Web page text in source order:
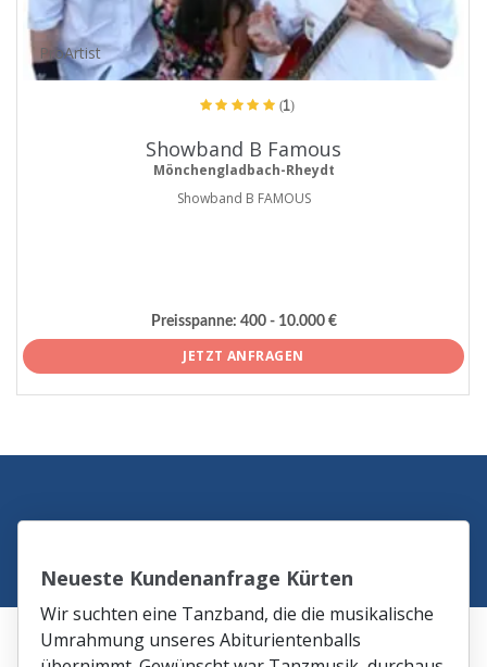
ProArtist
(1)
Showband B Famous
Mönchengladbach-Rheydt
Showband B FAMOUS
Preisspanne: 400 - 10.000 €
JETZT ANFRAGEN
Neueste Kundenanfrage Kürten
Wir suchten eine Tanzband, die die musikalische
Umrahmung unseres Abiturientenballs